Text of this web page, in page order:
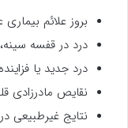
بروز علائم
درد در قفسه
درد جدید یا
نقایص مادرزادی
نتایج